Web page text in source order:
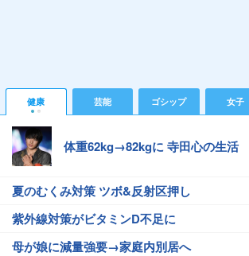
健康 芸能 ゴシップ 女子
体重62kg→82kgに 寺田心の生活
夏のむくみ対策 ツボ&反射区押し
紫外線対策がビタミンD不足に
母が娘に減量強要→家庭内別居へ